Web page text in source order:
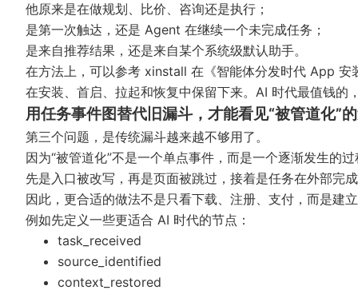
他原来是在做规划、比价、咨询还是执行；
是第一次触达，还是 Agent 在继续一个未完成任务；
是来自推荐结果，还是来自某个系统级默认助手。
在方法上，可以参考 xinstall 在《智能体分发时代 App 安
在安装、首启、拉起和恢复中保留下来。AI 时代最值钱的
用任务事件图替代旧漏斗，才能看见“被管道化”
第三个问题，是传统漏斗越来越不够用了。
因为“被管道化”不是一个单点事件，而是一个逐渐发生的
先是入口被改写，再是页面被跳过，接着是任务在外部完
因此，更合适的做法不是只看下载、注册、支付，而是建
例如先定义一些更适合 AI 时代的节点：
task_received
source_identified
context_restored